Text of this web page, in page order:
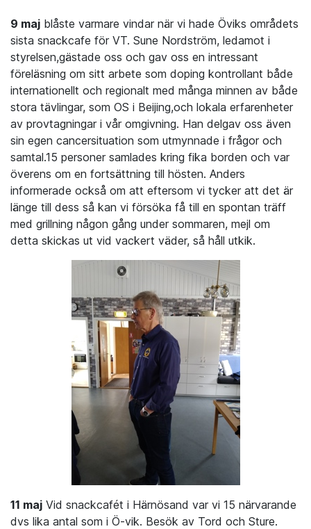
9 maj blåste varmare vindar när vi hade Öviks områdets
sista snackcafe för VT. Sune Nordström, ledamot i
styrelsen,gästade oss och gav oss en intressant
föreläsning om sitt arbete som doping kontrollant både
internationellt och regionalt med många minnen av både
stora tävlingar, som OS i Beijing,och lokala erfarenheter
av provtagningar i vår omgivning. Han delgav oss även
sin egen cancersituation som utmynnade i frågor och
samtal.15 personer samlades kring fika borden och var
överens om en fortsättning till hösten. Anders
informerade också om att eftersom vi tycker att det är
länge till dess så kan vi försöka få till en spontan träff
med grillning någon gång under sommaren, mejl om
detta skickas ut vid vackert väder, så håll utkik.
11 maj Vid snackcafét i Härnösand var vi 15 närvarande
dvs lika antal som i Ö-vik. Besök av Tord och Sture.